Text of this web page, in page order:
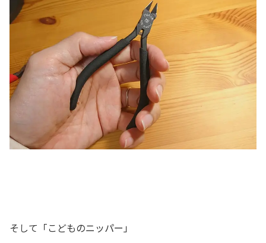
そして「こどものニッパー」